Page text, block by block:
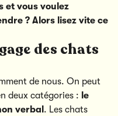
et vous voulez
? Alors lisez vite ce
des chats
de nous. On peut
deux catégories : le
verbal . Les chats